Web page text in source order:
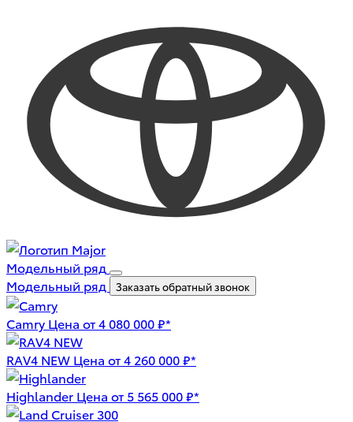
Модельный ряд
Модельный ряд
Заказать обратный звонок
Camry Цена от 4 080 000 ₽*
RAV4 NEW Цена от 4 260 000 ₽*
Highlander Цена от 5 565 000 ₽*